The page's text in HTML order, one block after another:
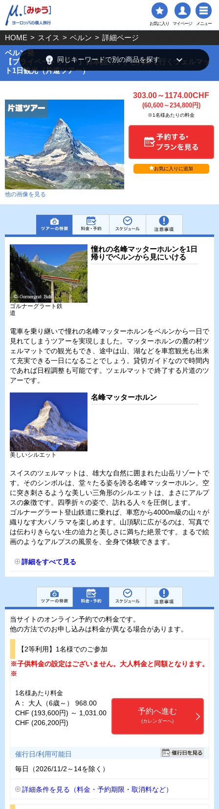
お気に入り マイページ メニュー
HOME > スイス > ベルン > 詳細ページ
ベルン発
【プライベートツアー】日本語ガイドと列車で行くツェルマッ
ト1日観光（片道ツアー）
他の画像を見る
303.00～1174.00CHF
(60,600～234,800円)
※1名様あたりの料金
お気に入りに追加
憧れの名峰マッターホルンを1日
帰りでベルンから見にいける
ゴルナーグラート鉄
道
電車を乗り継いで憧れの名峰マッターホルンをベルンから一日で
見れてしまうツアーを実現しました。マッターホルンの麓の村ツ
ェルマットでの観光もでき、途中は山、湖などを車窓観光も出来
て充実できる一日になることでしょう。貸切ガイドなので時間内
であれば日程調整も可能です。ツェルマットで終了する片道のツ
アーです。
名峰マッターホルン
美しいシルエット
スイスのツェルマットは、雄大な自然に囲まれた山岳リゾートで
す。そのシンボルは、堂々たる姿を誇る名峰マッターホルン。空
に突き刺さるような美しい三角形のシルエットは、まさにアルプ
スの象徴です。四季折々の姿で、訪れる人々を圧倒します。
ゴルナーグラート登山鉄道に乗れば、車窓から4000m級の山々が
織りなす大パノラマを楽しめます。山頂駅に広がるのは、写真で
は伝わりきらない生の迫力と美しさに満ちた絶景です。まるで絵
画のようなアルプスの風景を、全身で体験できます。
詳細をすべて見る
当サイトのオンライン予約での料金です。
他の方法でのお申し込みは料金が異なる場合があります。
【2等利用】1名様でのご参加
※子供料金の設定はございません。大人料金と同額となります。
※
1名様あたり料金
A： 大人（6歳～） 968.00
CHF (193,600円) ～ 1,031.00
CHF (206,200円)
予約へ進む
(カレンダーへ)
催行日/利用可能日
毎日（2026/11/2～14を除く）
詳細条件を見る（料金・予約期限・取消料など）
emoji_objects 同じキーワードで別の商品を探す keyboard_arrow_down